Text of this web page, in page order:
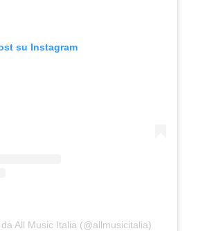
su Instagram
All Music Italia (@allmusicitalia)